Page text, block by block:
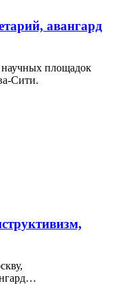
авангард
научных площадок
Сити.